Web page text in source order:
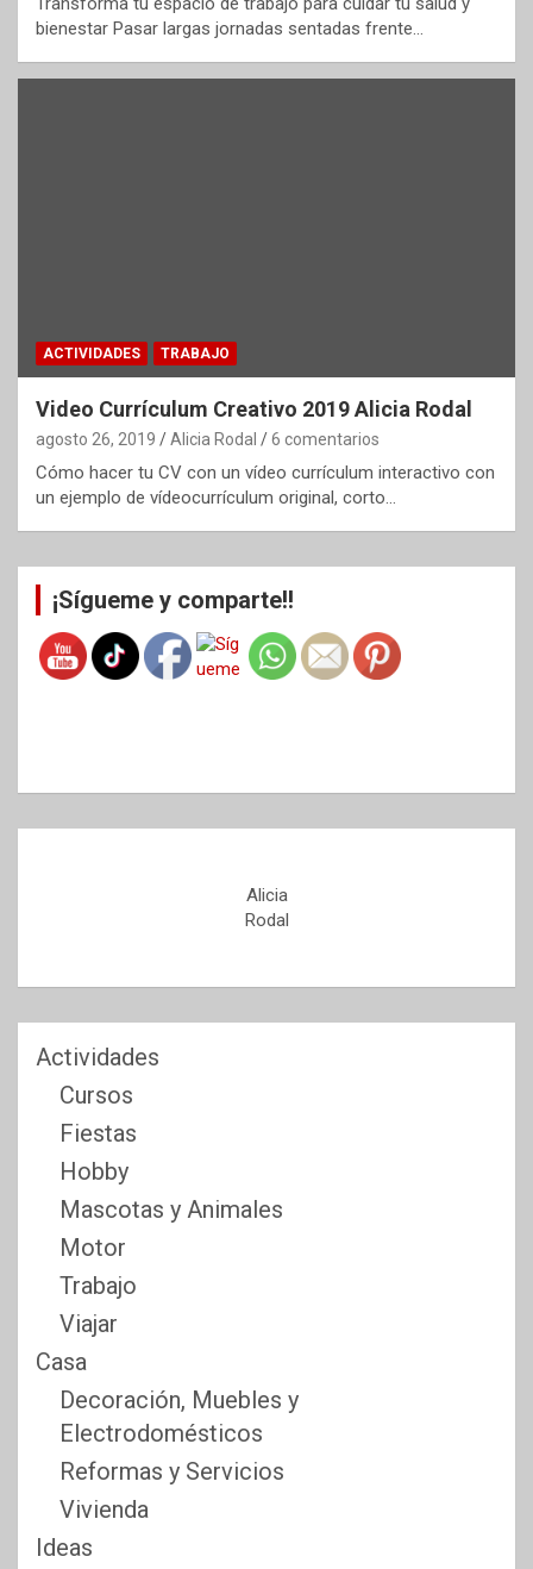
bienestar Pasar largas jornadas sentadas frente…
ACTIVIDADES TRABAJO
Video Currículum Creativo 2019 Alicia Rodal
agosto 26, 2019 Alicia Rodal 6 comentarios
Cómo hacer tu CV con un vídeo currículum interactivo con
un ejemplo de vídeocurrículum original, corto…
¡Sígueme y comparte!!
Alicia
Rodal
Actividades
Cursos
Fiestas
Hobby
Mascotas y Animales
Motor
Trabajo
Viajar
Casa
Decoración, Muebles y
Electrodomésticos
Reformas y Servicios
Vivienda
Ideas